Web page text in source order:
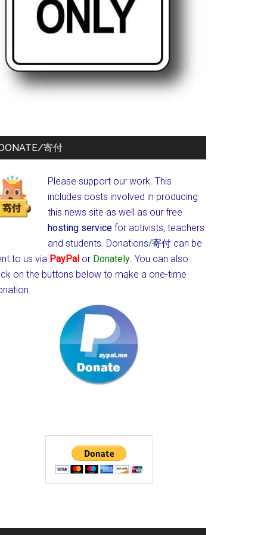
寄付
Please support our work. This
includes costs involved in producing
this news site as well as our free
hosting service for activists, teachers
and students. Donations/寄付 can be
to us via PayPal or Donately. You can also
on the buttons below to make a one-time